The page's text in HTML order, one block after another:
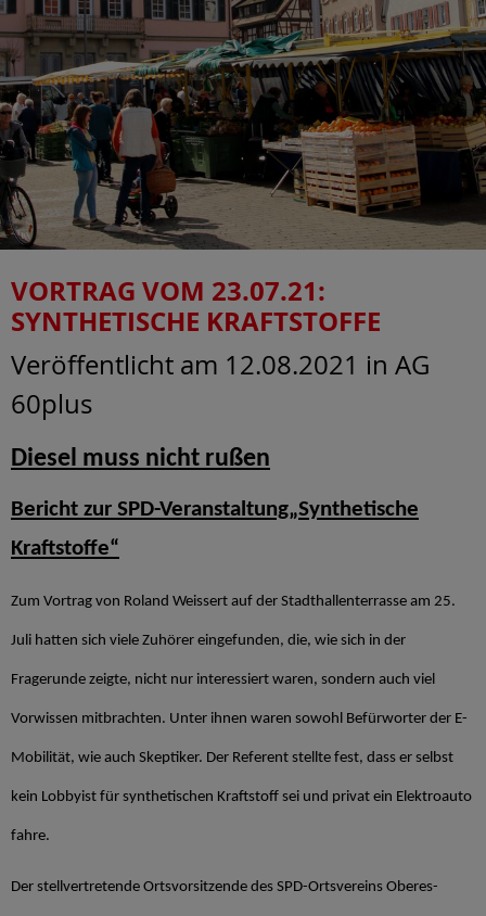
VORTRAG VOM 23.07.21:
SYNTHETISCHE KRAFTSTOFFE
Veröffentlicht am 12.08.2021 in AG
60plus
Diesel muss nicht rußen
Bericht zur SPD-Veranstaltung„Synthetische
Kraftstoffe“
Zum Vortrag von Roland Weissert auf der Stadthallenterrasse am 25.
Juli hatten sich viele Zuhörer eingefunden, die, wie sich in der
Fragerunde zeigte, nicht nur interessiert waren, sondern auch viel
Vorwissen mitbrachten. Unter ihnen waren sowohl Befürworter der E-
Mobilität, wie auch Skeptiker. Der Referent stellte fest, dass er selbst
kein Lobbyist für synthetischen Kraftstoff sei und privat ein Elektroauto
fahre.
Der stellvertretende Ortsvorsitzende des SPD-Ortsvereins Oberes-